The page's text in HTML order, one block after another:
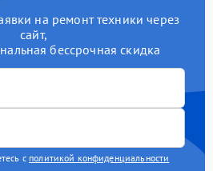
на ремонт техники через
сайт,
бессрочная скидка
с политикой конфиденциальности